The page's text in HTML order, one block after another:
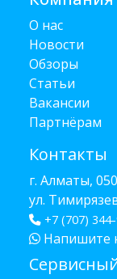
О нас
Новости
Обзоры
Статьи
Вакансии
Партнёрам
Контакты
г. Алматы,
ул.
+7 (707)
Напишите